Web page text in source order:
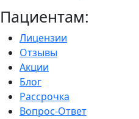
Пациентам:
Лицензии
Отзывы
Акции
Блог
Рассрочка
Вопрос-Ответ